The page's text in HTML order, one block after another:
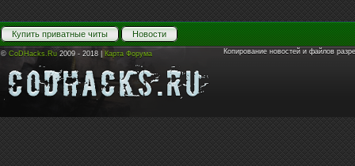
Купить приватные читы Новости
© CoDHacks.Ru 2009 - 2018 | Карта Форума Копирование новостей и файлов